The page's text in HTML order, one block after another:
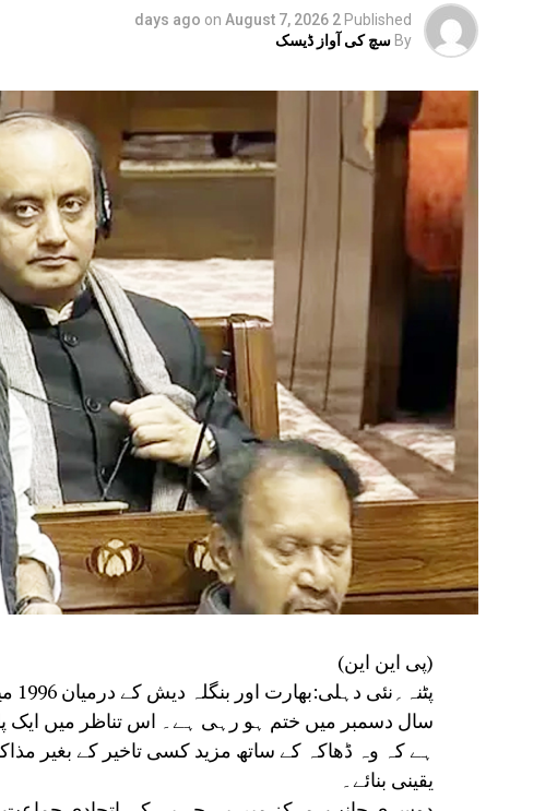
Published
2 days ago
on August 7, 2026
By سچ کی آواز ڈیسک
(پی این این)
سال دسمبر میں ختم ہو رہی ہے۔ اس تناظر میں ایک
ہے کہ وہ ڈھاکہ کے ساتھ مزید کسی تاخیر کے بغیر
یقینی بنائے۔